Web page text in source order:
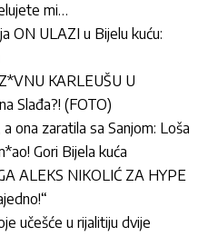
mi…
ON ULAZI u Bijelu kuću:
KARLEUŠU U
Slađa?! (FOTO)
ona zaratila sa Sanjom: Loša
Gori Bijela kuća
ALEKS NIKOLIĆ ZA HYPE
učešće u rijalitiju dvije